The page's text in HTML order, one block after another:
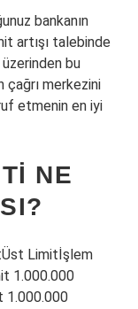
bankanın
artışı talebinde
üzerinden bu
çağrı merkezini
etmenin en iyi
NE
Limitİşlem
1.000.000
1.000.000